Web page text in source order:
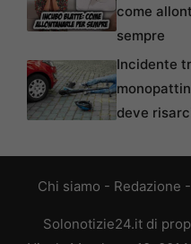
come
sempre
Incidente
deve
Chi siamo - Redazione -
Solonotizie24.it di